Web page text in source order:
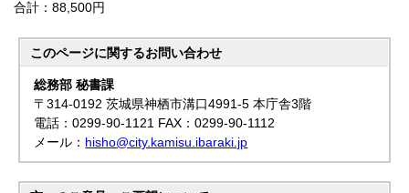
合計：88,500円
このページに関するお問い合わせ
総務部 秘書課
〒314-0192 茨城県神栖市溝口4991-5 本庁舎3階
電話：0299-90-1121 FAX：0299-90-1112
メール： hisho@city.kamisu.ibaraki.jp